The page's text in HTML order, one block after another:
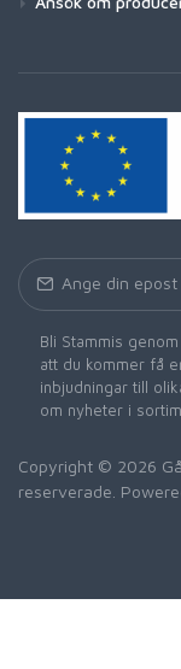
Bli Stammis
att du kommer få
inbjudningar till
om nyheter i
Copyright © 2026
reserverade.